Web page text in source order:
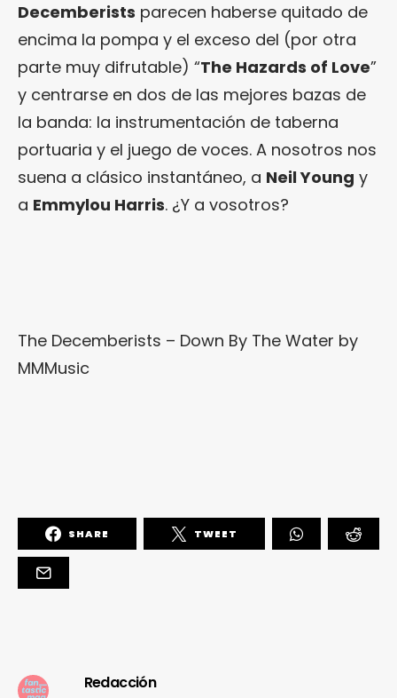
Decemberists parecen haberse quitado de
encima la pompa y el exceso del (por otra
parte muy difrutable) “The Hazards of Love”
y centrarse en dos de las mejores bazas de
la banda: la instrumentación de taberna
portuaria y el juego de voces. A nosotros nos
suena a clásico instantáneo, a Neil Young y
a Emmylou Harris. ¿Y a vosotros?
The Decemberists – Down By The Water by
MMMusic
SHARE TWEET
Redacción